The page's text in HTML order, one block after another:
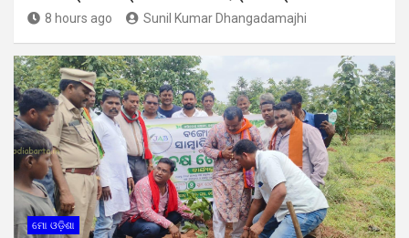
8 hours ago Sunil Kumar Dhangadamajhi
ମୋ ଓଡ଼ିଶା